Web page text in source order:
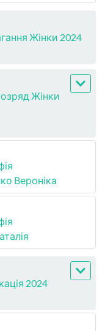
Жінки 2024
Жінки
Вероніка
2024